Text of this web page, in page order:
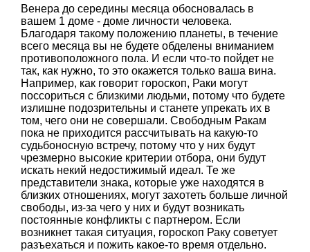
Венера до середины месяца обосновалась в
вашем 1 доме - доме личности человека.
Благодаря такому положению планеты, в течение
всего месяца вы не будете обделены вниманием
противоположного пола. И если что-то пойдет не
так, как нужно, то это окажется только ваша вина.
Например, как говорит гороскоп, Раки могут
поссориться с близкими людьми, потому что будете
излишне подозрительны и станете упрекать их в
том, чего они не совершали. Свободным Ракам
пока не приходится рассчитывать на какую-то
судьбоносную встречу, потому что у них будут
чрезмерно высокие критерии отбора, они будут
искать некий недостижимый идеал. Те же
представители знака, которые уже находятся в
близких отношениях, могут захотеть больше личной
свободы, из-за чего у них и будут возникать
постоянные конфликты с партнером. Если
возникнет такая ситуация, гороскоп Раку советует
разъехаться и пожить какое-то время отдельно.